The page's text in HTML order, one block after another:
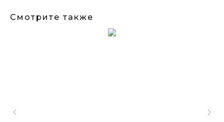
Смотрите также